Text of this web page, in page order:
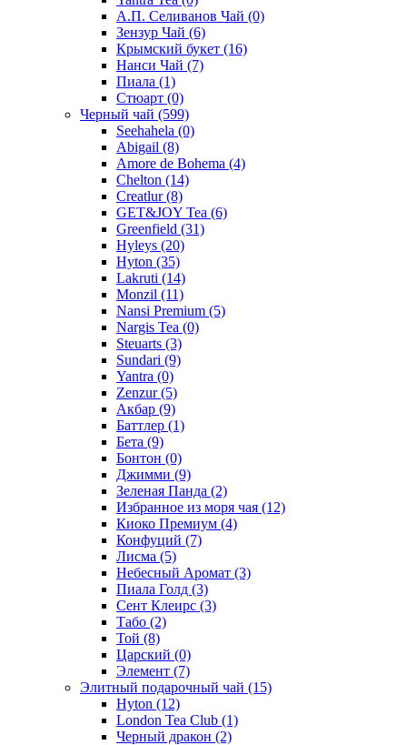
А.П. Селиванов Чай (0)
Зензур Чай (6)
Крымский букет (16)
Нанси Чай (7)
Пиала (1)
Стюарт (0)
Черный чай (599)
Seehahela (0)
Abigail (8)
Amore de Bohema (4)
Chelton (14)
Creatlur(8)
GET&JOY Tea (6)
Greenfield (31)
Hyleys (20)
Hyton (35)
Lakruti (14)
Monzil (11)
Nansi Premium (5)
Nargis Tea (0)
Steuarts (3)
Sundari (9)
Yantra (0)
Zenzur(5)
Акбар (9)
Баттлер (1)
Бета (9)
Бонтон (0)
Джимми (9)
Зеленая Панда (2)
Избранное из моря чая (12)
Киоко Премиум (4)
Конфуций (7)
Лисма (5)
Небесный Аромат (3)
Пиала Голд (3)
Сент Клеирс (3)
Табо (2)
Той (8)
Царский (0)
Элемент (7)
Элитный подарочный чай (15)
Hyton (12)
London Tea Club (1)
Черный дракон (2)